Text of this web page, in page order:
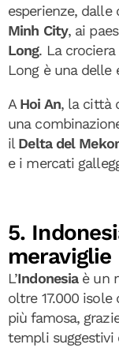
esperienze,
Minh City, ai
Long. La
Long è una delle
A Hoi An, la città
una
il Delta del
e i mercati
5.
meraviglie
L’Indonesiaè un
oltre 17.000 isole
più famosa,
templi suggestivi